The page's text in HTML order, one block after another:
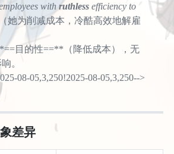
with ruthlessefficiency to
（她为削减成本，冷酷高效地解雇
目的性==**（降低成本），无
。
08-05,3,250!2025-08-05,3,250-->
差异